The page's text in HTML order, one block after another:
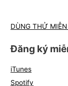
DÙNG THỬ
Đăng ký
iTunes
Spotify